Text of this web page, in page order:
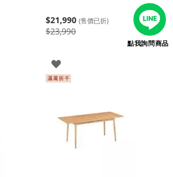
$21,990 (售價已折)
$23,990
登
入
點我詢問商品